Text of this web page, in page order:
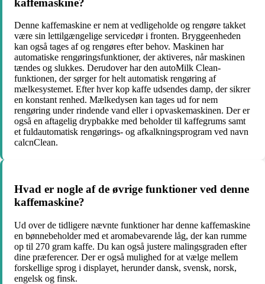
Denne kaffemaskine er nem at vedligeholde og rengøre takket
være sin lettilgængelige servicedør i fronten. Bryggeenheden
kan også tages af og rengøres efter behov. Maskinen har
automatiske rengøringsfunktioner, der aktiveres, når maskinen
tændes og slukkes. Derudover har den autoMilk Clean-
funktionen, der sørger for helt automatisk rengøring af
mælkesystemet. Efter hver kop kaffe udsendes damp, der sikrer
en konstant renhed. Mælkedysen kan tages ud for nem
rengøring under rindende vand eller i opvaskemaskinen. Der er
også en aftagelig drypbakke med beholder til kaffegrums samt
et fuldautomatisk rengørings- og afkalkningsprogram ved navn
calcnClean.
Hvad er nogle af de øvrige funktioner ved denne
kaffemaskine?
Ud over de tidligere nævnte funktioner har denne kaffemaskine
en bønnebeholder med et aromabevarende låg, der kan rumme
op til 270 gram kaffe. Du kan også justere malingsgraden efter
dine præferencer. Der er også mulighed for at vælge mellem
forskellige sprog i displayet, herunder dansk, svensk, norsk,
engelsk og finsk.